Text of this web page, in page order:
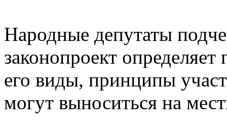
Народные депутаты
законопроект
его виды, принципы
могут выноситься на